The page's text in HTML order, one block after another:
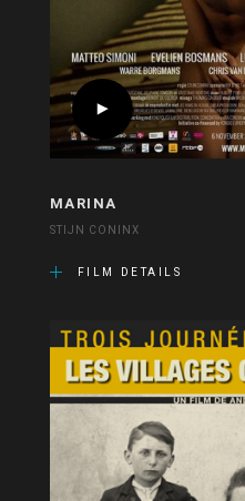
MARINA
STIJN CONINX
FILM DETAILS